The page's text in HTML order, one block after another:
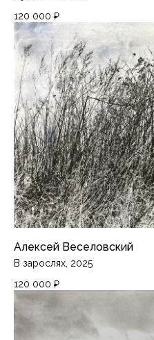
120 000 ₽
Алексей Веселовский
В зарослях, 2025
120 000 ₽